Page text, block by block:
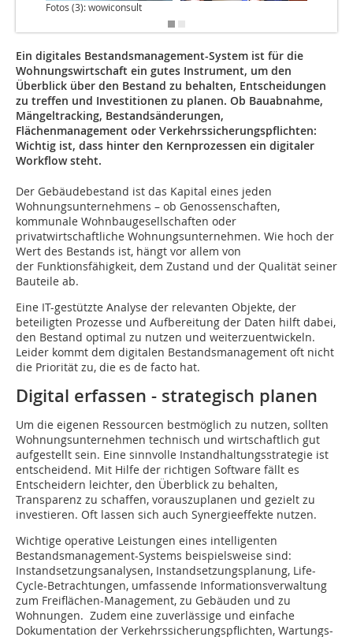
Fotos (3): wowiconsult
Ein digitales Bestandsmanagement-System ist für die
Wohnungswirtschaft ein gutes Instrument, um den
Überblick über den Bestand zu behalten, Entscheidungen
zu treffen und Investitionen zu planen. Ob Bauabnahme,
Mängeltracking, Bestandsänderungen,
Flächenmanagement oder Verkehrssicherungspflichten:
Wichtig ist, dass hinter den Kernprozessen ein digitaler
Workflow steht.
Der Gebäudebestand ist das Kapital eines jeden
Wohnungsunternehmens – ob Genossenschaften,
kommunale Wohnbaugesellschaften oder
privatwirtschaftliche Wohnungsunternehmen. Wie hoch der
Wert des Bestands ist, hängt vor allem von
der Funktionsfähigkeit, dem Zustand und der Qualität seiner
Bauteile ab.
Eine IT-gestützte Analyse der relevanten Objekte, der
beteiligten Prozesse und Aufbereitung der Daten hilft dabei,
den Bestand optimal zu nutzen und weiterzuentwickeln.
Leider kommt dem digitalen Bestandsmanagement oft nicht
die Priorität zu, die es de facto hat.
Digital erfassen - strategisch planen
Um die eigenen Ressourcen bestmöglich zu nutzen, sollten
Wohnungsunternehmen technisch und wirtschaftlich gut
aufgestellt sein. Eine sinnvolle Instandhaltungsstrategie ist
entscheidend. Mit Hilfe der richtigen Software fällt es
Entscheidern leichter, den Überblick zu behalten,
Transparenz zu schaffen, vorauszuplanen und gezielt zu
investieren. Oft lassen sich auch Synergieeffekte nutzen.
Wichtige operative Leistungen eines intelligenten
Bestandsmanagement-Systems beispielsweise sind:
Instandsetzungsanalysen, Instandsetzungsplanung, Life-
Cycle-Betrachtungen, umfassende Informationsverwaltung
zum Freiflächen-Management, zu Gebäuden und zu
Wohnungen. Zudem eine zuverlässige und einfache
Dokumentation der Verkehrssicherungspflichten, Wartungs-